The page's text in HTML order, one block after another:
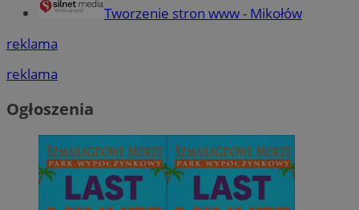
Tworzenie stron www - Mikołów
reklama
reklama
Ogłoszenia